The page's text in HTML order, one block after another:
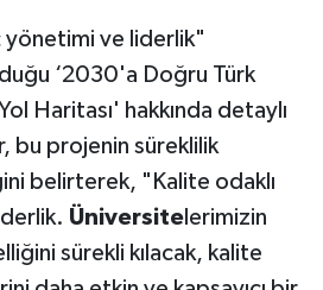
yönetimi ve liderlik"
‘2030'a Doğru Türk
Haritası' hakkında detaylı
bu projenin süreklilik
belirterek, "Kalite odaklı
Üniversitelerimizin
sürekli kılacak, kalite